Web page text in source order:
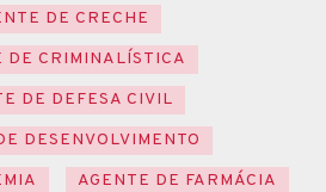
DE CRECHE
DE CRIMINALÍSTICA
DE DEFESA CIVIL
DESENVOLVIMENTO
AGENTE DE FARMÁCIA